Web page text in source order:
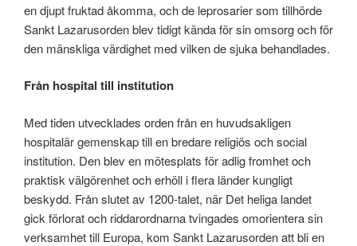
en djupt fruktad åkomma, och de leprosarier som tillhörde
Sankt Lazarusorden blev tidigt kända för sin omsorg och för
den mänskliga värdighet med vilken de sjuka behandlades.
Från hospital till institution
Med tiden utvecklades orden från en huvudsakligen
hospitalär gemenskap till en bredare religiös och social
institution. Den blev en mötesplats för adlig fromhet och
praktisk välgörenhet och erhöll i flera länder kungligt
beskydd. Från slutet av 1200-talet, när Det heliga landet
gick förlorat och riddarordnarna tvingades omorientera sin
verksamhet till Europa, kom Sankt Lazarusorden att bli en